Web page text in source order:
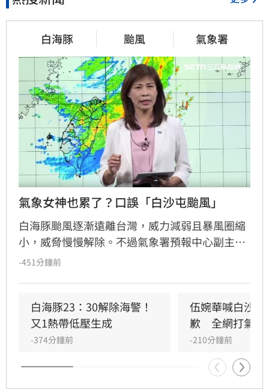
白海豚 颱風 氣象署
氣象女神也累了？口誤「白沙屯颱風」
白海豚颱風逐漸遠離台灣，威力減弱且暴風圈縮
小，威脅慢慢解除。不過氣象署預報中心副主任
伍婉華在記者會中不慎口誤，將「白海豚」說成
-451分鐘前
白海豚23：30解除海警！
又1熱帶低壓生成
-374分鐘前
伍婉華喊白沙屯
歉　全網打氣讚
-210分鐘前